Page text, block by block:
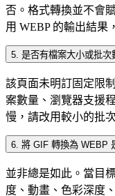
否。格式轉換並不會
用 WEBP 的輸出結果
5. 是否有檔案大小或批次
該頁面未明訂固定限
案數量、瀏覽器支援
慢，請改用較小的批
6. 將 GIF 轉換為 WEBP
並非總是如此。當目
度、動畫、色彩深度